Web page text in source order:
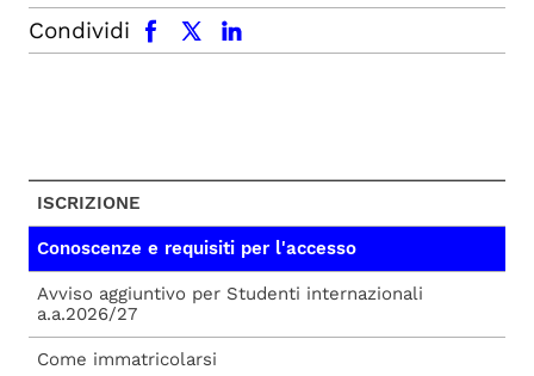
Condividi
facebook x.com linkedin
ISCRIZIONE
Conoscenze e requisiti per l'accesso
Avviso aggiuntivo per Studenti internazionali
a.a.2026/27
Come immatricolarsi